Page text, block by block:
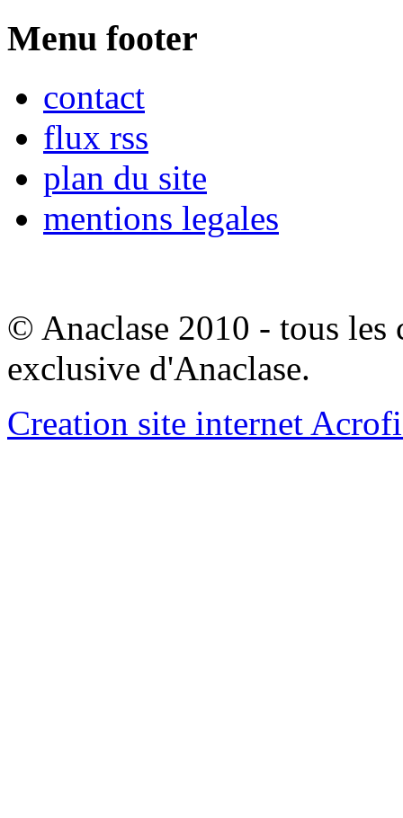
Menu footer
contact
flux rss
plan du site
mentions legales
© Anaclase 2010 - tous les
exclusive d'Anaclase.
Creation site internet